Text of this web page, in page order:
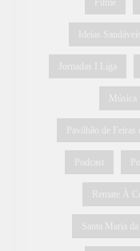
Filme
Ideias
Jornadas I Liga
Música
Pavilhão de
Podcast
Remate À
Santa Maria da